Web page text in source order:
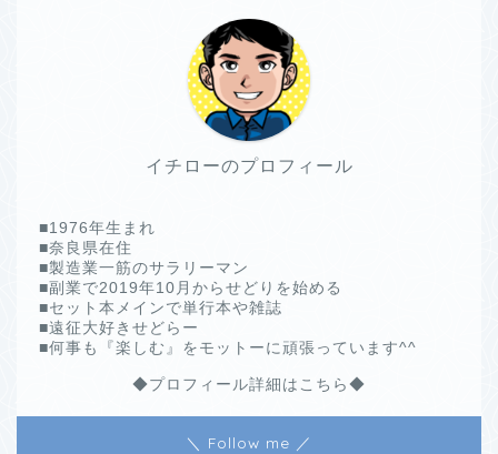
イチローのプロフィール
■1976年生まれ
■奈良県在住
■製造業一筋のサラリーマン
■副業で2019年10月からせどりを始める
■セット本メインで単行本や雑誌
■遠征大好きせどらー
■何事も『楽しむ』をモットーに頑張っています^^
◆プロフィール詳細はこちら◆
＼ Follow me ／